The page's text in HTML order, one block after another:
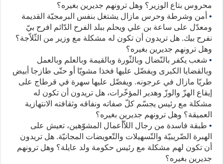
محروس بتاع الوزير؟ وهل ترونهم جديرين بغيره؟
• أمن وشرطة وحرس مازال يشتغل بنفس البرمجيّة القديمة
ومعدّل على ساعة بن علي ويحلم ببلد الفرح الدّائم افرح بيّ
نفرح بيك. هل تريدون أن تكون له مشكلة مع وزير من الثّلاّجة؟
وهل ترونهم جديرين بغيره؟
• شعب يكفر بالنّضال وبالثّورة وبالقيمة وبالعلم وبالعمل
وبالقضايا الكبرى ويفضّل عليها فخذا مشويّا أو حتّى طازجا أبيض
طريّا مازال في عرجونه. ويفضّل عليها سهرة في قرطاج على
إيقاع الهزّ والوزّ وهدير المؤخّرات، هل تريدون أن تكون له
مشكلة مع رئيس يجسّم كلّ صفاته ونفاقه وثقافته الانتهازية
العميقة؟ وهل ترونهم جديرين بغيره؟
• طبقة فاسدة من رجال اللاّأعمال المشوّهين، تعيش على
الهبرة الضّريبيّة والتّسهيلات والتّعويضات المجانيّة. هل تريدون
أن تكون لهم مشكلة مع رئيس حكومة ولد عايلة؟ وهل ترونهم
جديرين بغيره؟